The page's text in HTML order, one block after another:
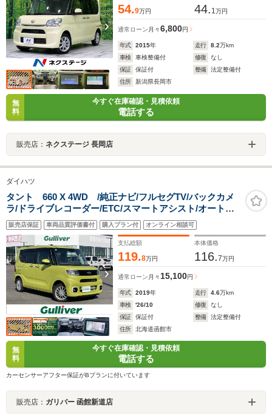
54.9万円 44. 1 万円
通常ローン 月々6,800円
年式 2015年 走行 8.2万km
車検
車検整備付 修復
なし
保証
保証付 整備
法定整備付
住所
新潟県長岡市
無
料
今すぐ在庫確認・見積依頼
電話する
販売店： ネクステージ 長岡店
ダイハツ
タント 660 X 4WD /純正ナビ/フルセグTV/バックカメ
ラ/ドライブレコーダー/ETC/スマートアシスト/オートマ
チックハイビーム/両側パワースライドドア/シートヒータ
ー/LEDヘッドライト/オートライト/スマートキー
販売店保証 車両品質評価書付 購入プラン付 オンライン相談可
支払総額
119.8万円
本体価格
116.7万円
通常ローン 月々 15,100円
年式 2019年 走行 4.6万km
車検
'26/10 修復
なし
保証
保証付 整備
法定整備付
住所
北海道函館市
無
料
今すぐ在庫確認・見積依頼
電話する
カーセンサーアフター保証がBプランに付いています
販売店： ガリバー 函館新道店